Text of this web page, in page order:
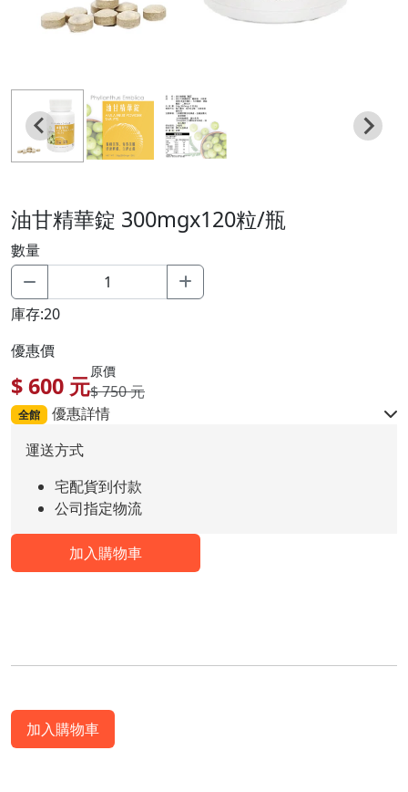
油甘精華錠 300mgx120粒/瓶
數量
庫存:20
優惠價
$600 元
原價
$ 750 元
全館
優惠詳情
運送方式
宅配貨到付款
公司指定物流
加入購物車
加入購物車